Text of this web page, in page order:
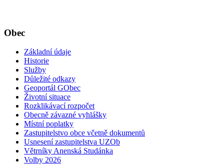
Obec
Základní údaje
Historie
Služby
Důležité odkazy
Geoportál GObec
Životní situace
Rozklikávací rozpočet
Obecně závazné vyhlášky
Místní poplatky
Zastupitelstvo obce včetně dokumentů
Usnesení zastupitelstva UZOb
Větrníky Anenská Studánka
Volby 2026